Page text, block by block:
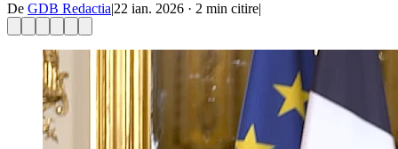
De GDB Redactia|22 ian. 2026 · 2 min citire|